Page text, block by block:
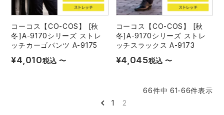
防寒
カジュアル
福山ゴム工業 ビッグボーン商事株式会社
コーコス【CO-COS】 [秋
冬]A-9170シリーズ ストレ
ッチカーゴパンツ A-9175
¥4,010税込 〜
コーコス【CO-COS】 [秋
冬]A-9170シリーズ ストレ
ッチスラックス A-9173
¥4,045税込 〜
66件中 61-66件表示
1
2